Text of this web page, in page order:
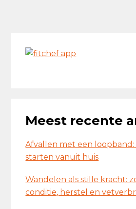
Meest recente
Afvallen met een loopband:
starten vanuit huis
Wandelen als stille kracht:
conditie, herstel en